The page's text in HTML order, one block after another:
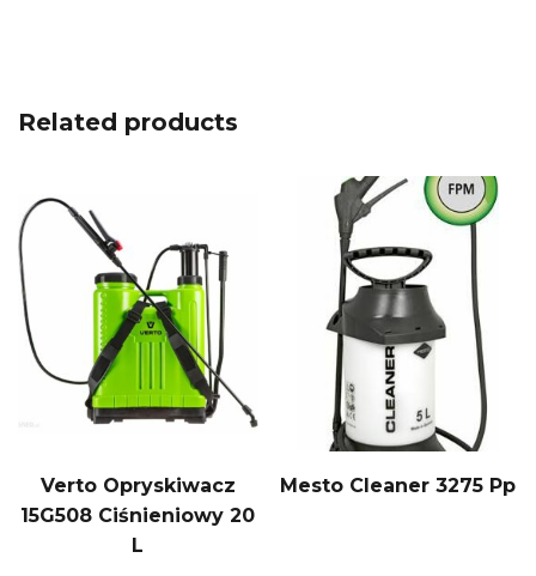
Related products
Verto Opryskiwacz
15G508 Ciśnieniowy 20
L
Mesto Cleaner 3275 Pp